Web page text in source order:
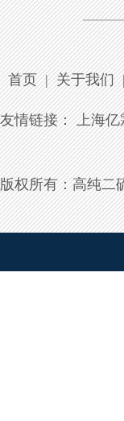
首页 | 关于我们
友情链接：上海亿
版权所有：高纯二